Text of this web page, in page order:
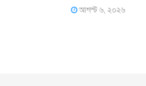
আগস্ট ৬, ২০২৬